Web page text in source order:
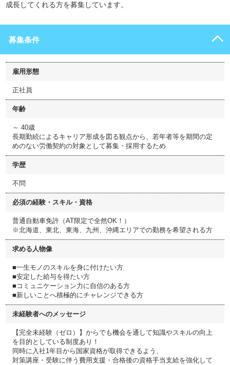
成長してくれる方を募集しています。
募集条件
雇用形態
正社員
年齢
～ 40歳
長期勤続によるキャリア形成を図る観点から、若年者等を期間の定
めのない労働契約の対象として募集・採用するため
学歴
不問
必須の経験・スキル・資格
普通自動車免許（AT限定で全然OK！）
※北海道、東北、東海、九州、沖縄エリアでの勤務を希望される方
求める人物像
■一生モノのスキルを身に付けたい方
■安定した給与を得たい方
■コミュニケーション力に自信のある方
■新しいことへ積極的にチャレンジできる方
未経験者へのメッセージ
【完全未経験（ゼロ）】からでも機会を通して知識やスキルの向上
を目的としている制度あり！
同時に入社1年目から国家資格が取得できるよう、
対策講座・受験に伴う費用支援・合格後の資格手当支給を強化して